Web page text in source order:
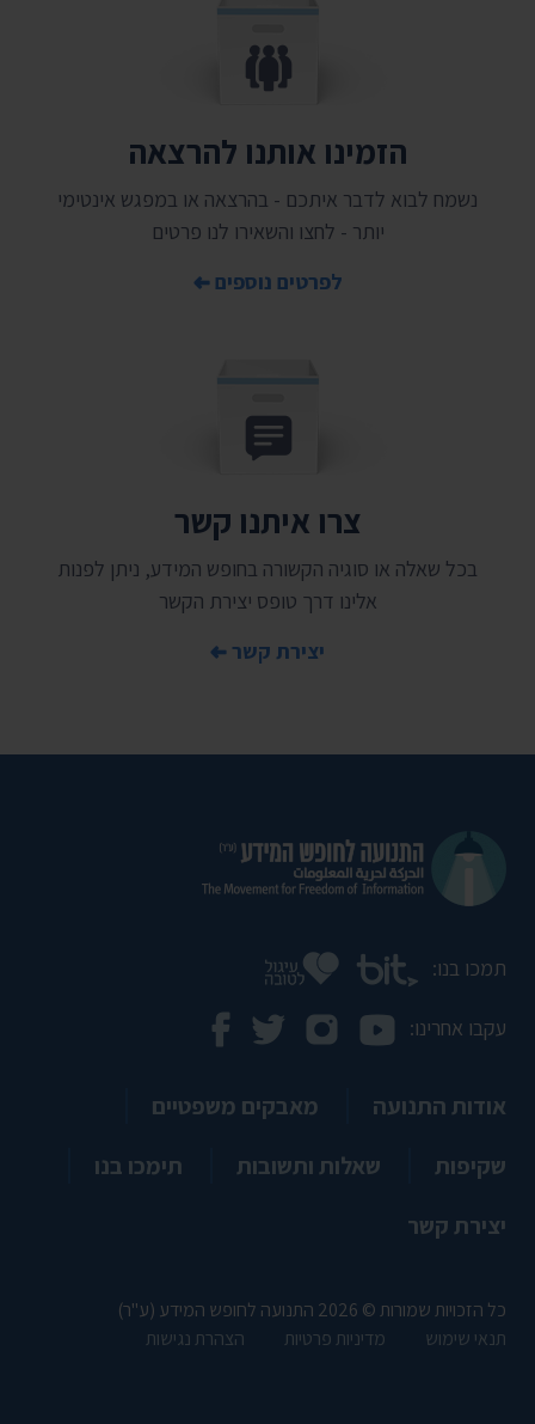
הזמינו אותנו להרצאה
נשמח לבוא לדבר איתכם - בהרצאה או במפגש אינטימי
יותר - לחצו והשאירו לנו פרטים
לפרטים נוספים
צרו איתנו קשר
בכל שאלה או סוגיה הקשורה בחופש המידע, ניתן לפנות
אלינו דרך טופס יצירת הקשר
יצירת קשר
תמכו בנו:
עקבו אחרינו:
אודות התנועה
מאבקים משפטיים
שקיפות
שאלות ותשובות
תימכו בנו
יצירת קשר
כל הזכויות שמורות © 2026 התנועה לחופש המידע (ע"ר)
תנאי שימוש
מדיניות פרטיות הצהרת נגישות